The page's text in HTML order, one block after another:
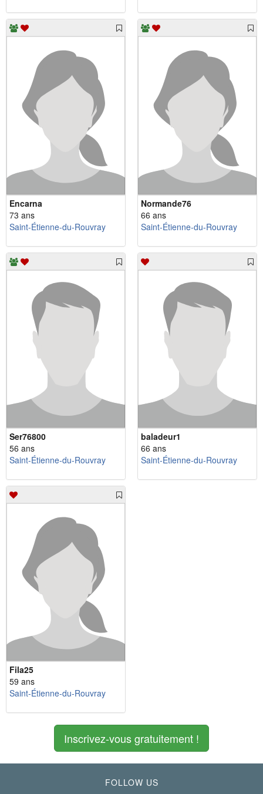
Encarna
73 ans
Saint-Étienne-du-Rouvray
Normande76
66 ans
Saint-Étienne-du-Rouvray
Ser76800
56 ans
Saint-Étienne-du-Rouvray
baladeur1
66 ans
Saint-Étienne-du-Rouvray
Fila25
59 ans
Saint-Étienne-du-Rouvray
Inscrivez-vous gratuitement !
FOLLOW US